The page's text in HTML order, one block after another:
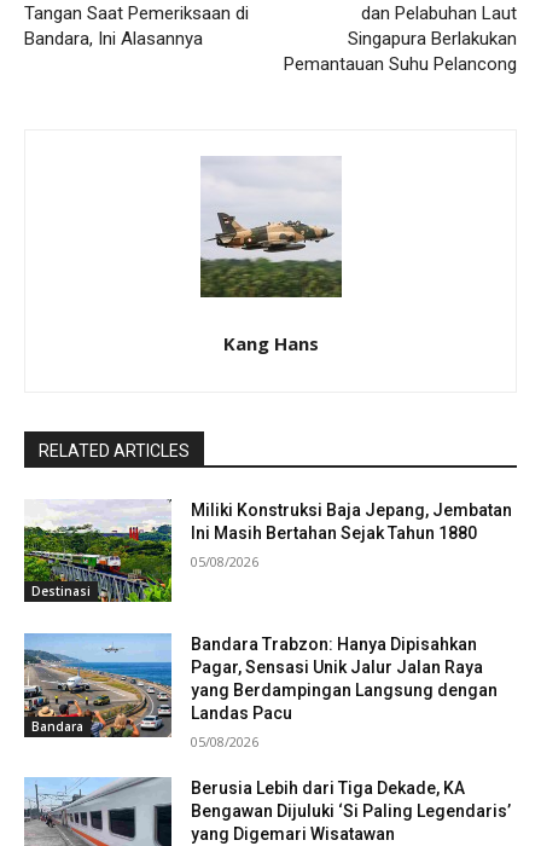
Tangan Saat Pemeriksaan di
Bandara, Ini Alasannya
dan Pelabuhan Laut
Singapura Berlakukan
Pemantauan Suhu Pelancong
Kang Hans
RELATED ARTICLES
Destinasi
Miliki Konstruksi Baja Jepang, Jembatan
Ini Masih Bertahan Sejak Tahun 1880
05/08/2026
Bandara
Bandara Trabzon: Hanya Dipisahkan
Pagar, Sensasi Unik Jalur Jalan Raya
yang Berdampingan Langsung dengan
Landas Pacu
05/08/2026
Berusia Lebih dari Tiga Dekade, KA
Bengawan Dijuluki ‘Si Paling Legendaris’
yang Digemari Wisatawan